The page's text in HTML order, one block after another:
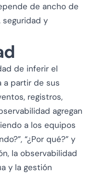
de ancho de
seguridad y
de inferir el
a partir de sus
registros,
agregan
a los equipos
“¿Por qué?” y
la observabilidad
y la gestión